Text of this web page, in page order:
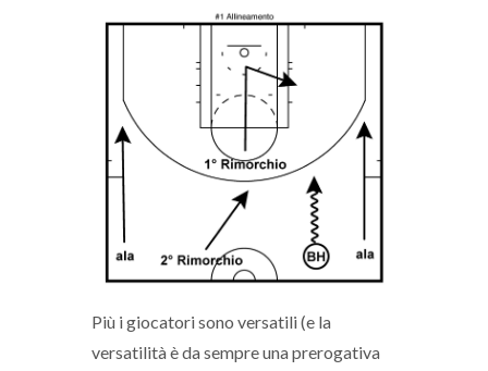
Più i giocatori sono versatili (e la
versatilità è da sempre una prerogativa